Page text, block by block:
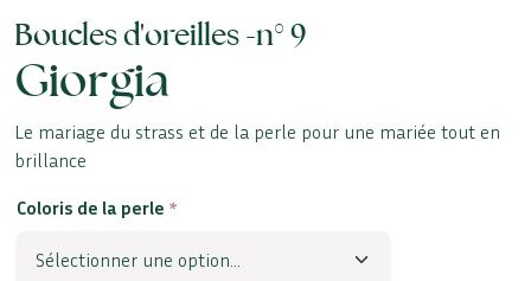
Boucles d'oreilles -n° 9
Giorgia
Le mariage du strass et de la perle pour une mariée tout en
brillance
Coloris de la perle *